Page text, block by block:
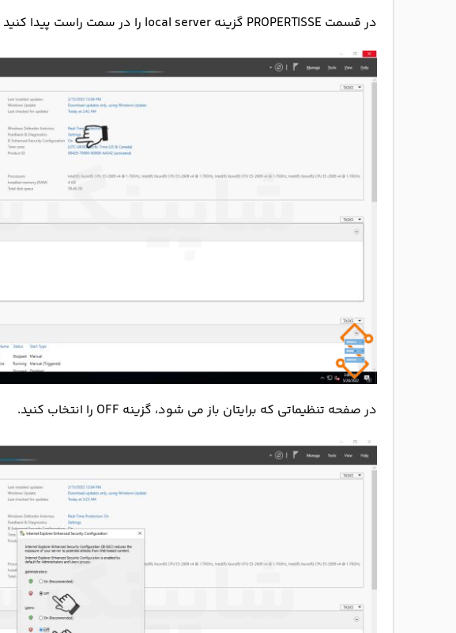
در قسمت PROPERTISSE گزینه local server را در سمت راست پیدا کنید و روی قسمت آبی رنگ کلیک کنید.
در صفحه تنظیماتی که برایتان باز می شود، گزینه OFF را انتخاب کنید.